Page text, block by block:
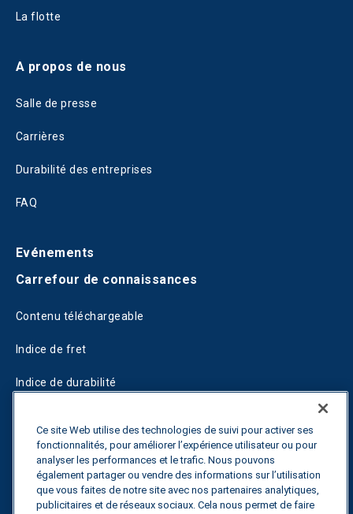
La flotte
A propos de nous
Salle de presse
Carrières
Durabilité des entreprises
FAQ
Evénements
Carrefour de connaissances
Contenu téléchargeable
Indice de fret
Indice de durabilité
Guides
Fuel Savings Calculator
Ce site Web utilise des technologies de suivi pour activer ses
fonctionnalités, pour améliorer l’expérience utilisateur ou pour
analyser les performances et le trafic. Nous pouvons
également partager ou vendre des informations sur l’utilisation
que vous faites de notre site avec nos partenaires analytiques,
publicitaires et de réseaux sociaux. Cela nous permet de faire